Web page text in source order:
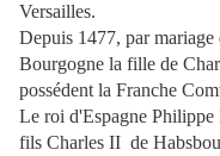
Versailles.
Depuis 1477, par
Bourgogne la fille de
possédent la Franche
Le roi d'Espagne
fils Charles II de